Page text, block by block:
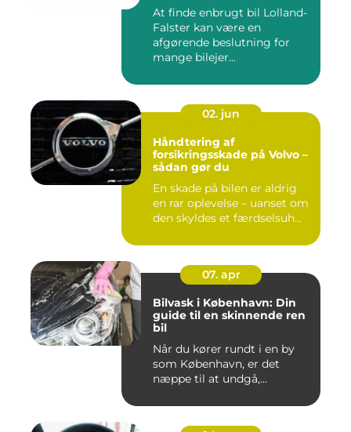
At finde enbrugt bil Lolland-
Falster kan være en
afgørende beslutning for
mange bilejer...
02. jun
Håndtering af
forsikringsskade på Volvo –
sådan gør du
En skade på bilen er aldrig
en rar oplevelse – uanset om
den skyldes et færdselsuh...
07. apr
Bilvask i København: Din
guide til en skinnende ren
bil
Når du kører rundt i en by
som København, er det
næppe til at undgå,...